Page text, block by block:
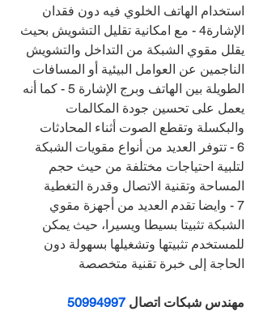
استخدام الهاتف الخلوي فيه دون فقدان
الإشارة4 - مع امكانية تقليل التشويش بحيث
يقلل مقوي الشبكة من التداخل والتشويش
الناجمين عن العوامل البيئية أو المسافات
الطويلة بين الهاتف وبرج الإشارة 5 - كما أنه
يعمل على تحسين جودة المكالمات
والبكسلة وتقطع الصوت أثناء المحادثات
6 - تتوفر العديد من أنواع مقويات الشبكة
لتلبية احتياجات مختلفة من حيث حجم
المساحة وتقنية الاتصال وقدرة التغطية
7 - وايضا تقدم العديد من أجهزة مقوي
الشبكة تثبيتا بسيطا ويسيرا، حيث يمكن
للمستخدم تثبيتها وتشغيلها بسهولة دون
الحاجة إلى خبرة تقنية متخصصة
مهندس شبكات اتصال 50994997